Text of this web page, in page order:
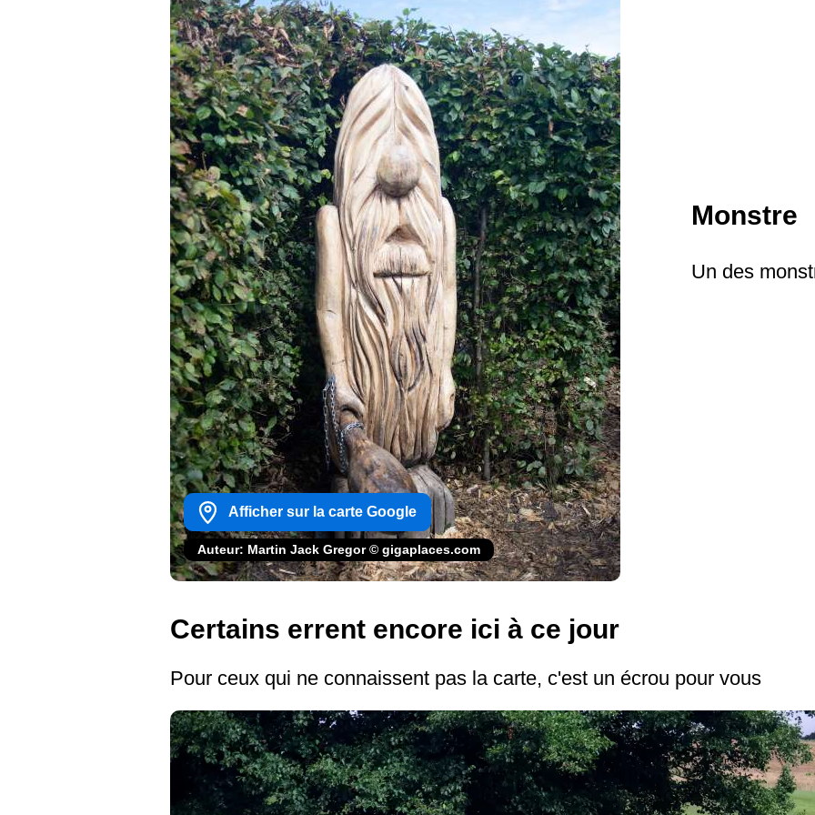
Afficher sur la carte Google
Auteur: Martin Jack Gregor © gigaplaces.com
Monstre
Un des
Certains errent encore ici à ce jour
Pour ceux qui ne connaissent pas la carte, c'est un écrou pour vous